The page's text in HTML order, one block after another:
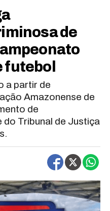
de
futebol
a partir de
Amazonense de
de
Tribunal de Justiça